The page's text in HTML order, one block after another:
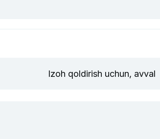
Izoh qoldirish uchun, avval